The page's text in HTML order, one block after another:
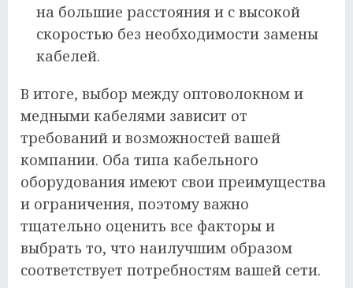
на большие расстояния и с высокой
скоростью без необходимости замены
кабелей.
В итоге, выбор между оптоволокном и
медными кабелями зависит от
требований и возможностей вашей
компании. Оба типа кабельного
оборудования имеют свои преимущества
и ограничения, поэтому важно
тщательно оценить все факторы и
выбрать то, что наилучшим образом
соответствует потребностям вашей сети.